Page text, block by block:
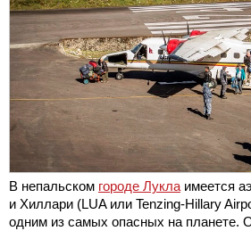
В непальском городе Лукла имеется
и Хиллари (LUA или Tenzing-Hillary
одним из самых опасных на планете.